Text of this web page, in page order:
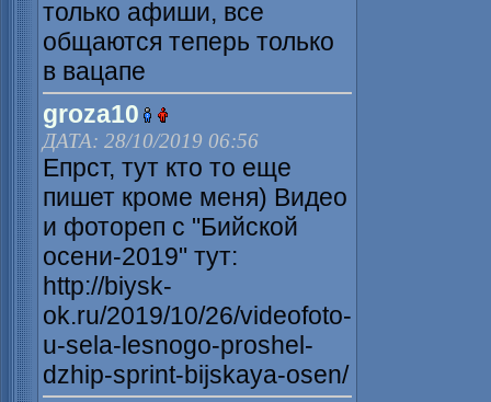
только афиши, все
общаются теперь только
в вацапе
groza10
ДАТА: 28/10/2019 06:56
Епрст, тут кто то еще
пишет кроме меня) Видео
и фотореп с "Бийской
осени-2019" тут:
http://biysk-
ok.ru/2019/10/26/videofoto-
u-sela-lesnogo-proshel-
dzhip-sprint-bijskaya-osen/